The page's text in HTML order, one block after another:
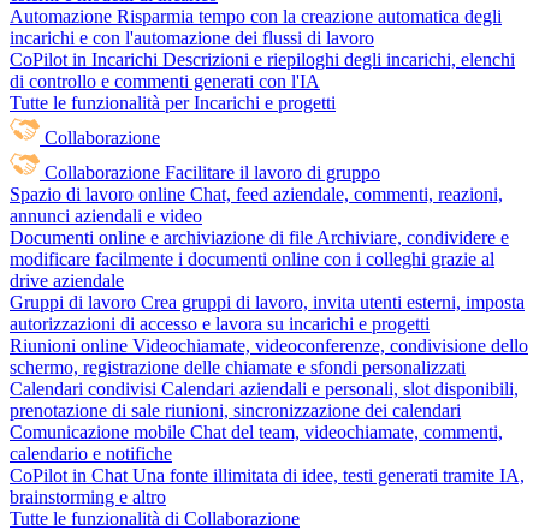
Automazione Risparmia tempo con la creazione automatica degli
incarichi e con l'automazione dei flussi di lavoro
CoPilot in Incarichi Descrizioni e riepiloghi degli incarichi, elenchi
di controllo e commenti generati con l'IA
Tutte le funzionalità per Incarichi e progetti
Collaborazione
Collaborazione Facilitare il lavoro di gruppo
Spazio di lavoro online Chat, feed aziendale, commenti, reazioni,
annunci aziendali e video
Documenti online e archiviazione di file Archiviare, condividere e
modificare facilmente i documenti online con i colleghi grazie al
drive aziendale
Gruppi di lavoro Crea gruppi di lavoro, invita utenti esterni, imposta
autorizzazioni di accesso e lavora su incarichi e progetti
Riunioni online Videochiamate, videoconferenze, condivisione dello
schermo, registrazione delle chiamate e sfondi personalizzati
Calendari condivisi Calendari aziendali e personali, slot disponibili,
prenotazione di sale riunioni, sincronizzazione dei calendari
Comunicazione mobile Chat del team, videochiamate, commenti,
calendario e notifiche
CoPilot in Chat Una fonte illimitata di idee, testi generati tramite IA,
brainstorming e altro
Tutte le funzionalità di Collaborazione